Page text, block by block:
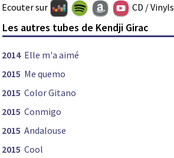
Ecouter sur
CD / Vinyls
Les autres tubes de Kendji Girac
2014 Elle m'a aimé
2015 Me quemo
2015 Color Gitano
2015 Conmigo
2015 Andalouse
2015 Cool